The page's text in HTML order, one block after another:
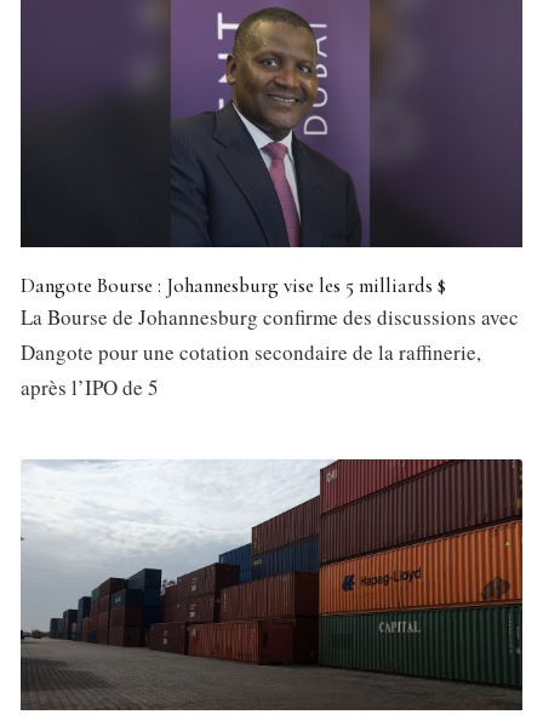
Dangote Bourse : Johannesburg vise les 5 milliards $
La Bourse de Johannesburg confirme des discussions avec
Dangote pour une cotation secondaire de la raffinerie,
après l’IPO de 5